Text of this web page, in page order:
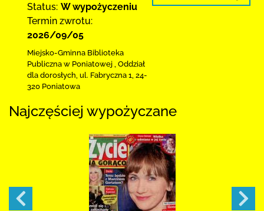
Status: W wypożyczeniu
Termin zwrotu:
2026/09/05
Miejsko-Gminna Biblioteka
Publiczna w Poniatowej Oddział
dla dorosłych, ul. Fabryczna 1 24-
320 Poniatowa
Najczęściej wypożyczane